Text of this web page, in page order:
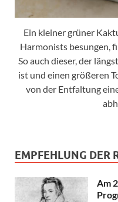
Ein kleiner grüner
Harmonists besungen,
So auch dieser, der
ist und einen größeren
von der Entfaltung
EMPFEHLUNG DER
Am